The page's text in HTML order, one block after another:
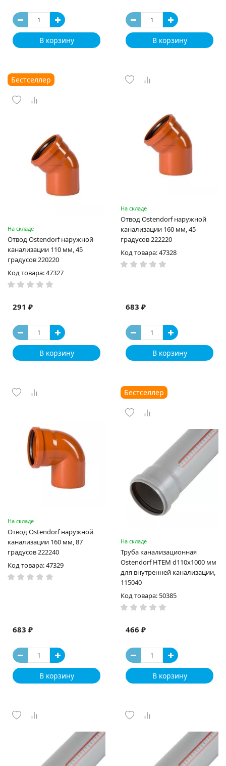
В корзину В корзину
Бестселлер
На складе
Отвод Ostendorf наружной
канализации 110 мм, 45
градусов 220220
Код товара: 47327
291 ₽
В корзину
На складе
Отвод Ostendorf наружной
канализации 160 мм, 45
градусов 222220
Код товара: 47328
683 ₽
В корзину
На складе
Отвод Ostendorf наружной
канализации 160 мм, 87
градусов 222240
Код товара: 47329
683 ₽
В корзину
Бестселлер
На складе
Труба канализационная
Ostendorf HTEM d110x1000 мм
для внутренней канализации,
115040
Код товара: 50385
466 ₽
В корзину